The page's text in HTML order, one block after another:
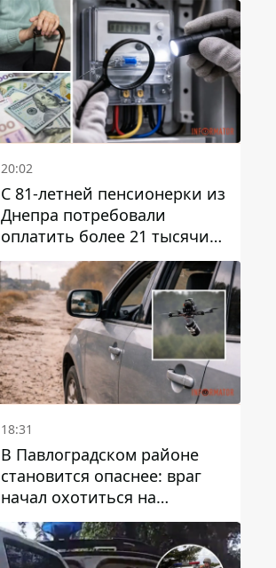
20:02
С 81-летней пенсионерки из
Днепра потребовали
оплатить более 21 тысячи
гривен за "вмешательство в
работу счетчика"
18:31
В Павлоградском районе
становится опаснее: враг
начал охотиться на
гражданский и военный
транспорт